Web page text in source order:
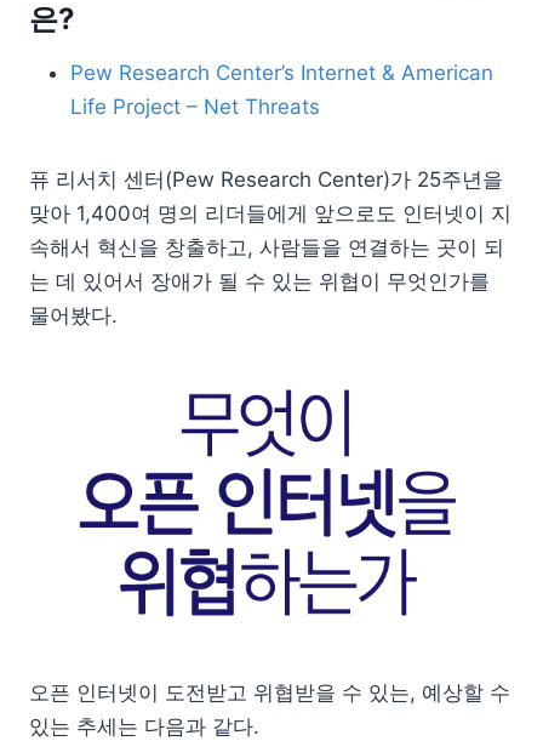
은?
Pew Research Center’s Internet & American
Life Project – Net Threats
퓨 리서치 센터(Pew Research Center)가 25주년을
맞아 1,400여 명의 리더들에게 앞으로도 인터넷이 지
속해서 혁신을 창출하고, 사람들을 연결하는 곳이 되
는 데 있어서 장애가 될 수 있는 위협이 무엇인가를
물어봤다.
오픈 인터넷이 도전받고 위협받을 수 있는, 예상할 수
있는 추세는 다음과 같다.